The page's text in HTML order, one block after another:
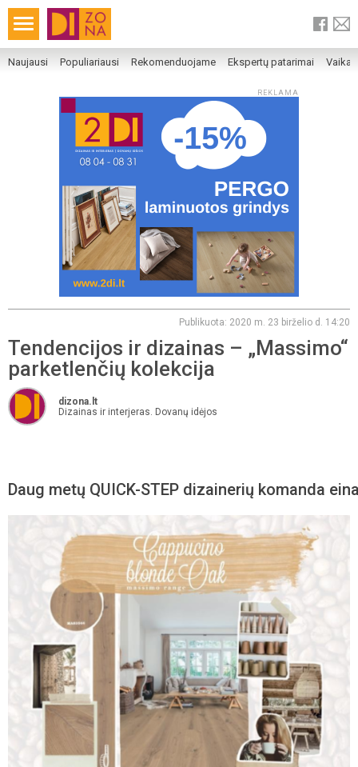
Naujausi Populiariausi Rekomenduojame Ekspertų patarimai
REKLAMA
Publikuota: 2020 m. 23 birželio d. 14:20
Tendencijos ir dizainas – „Massimo“
parketlenčių kolekcija
dizona.lt
Dizainas ir interjeras. Dovanų idėjos
Daug metų QUICK-STEP dizainerių komanda